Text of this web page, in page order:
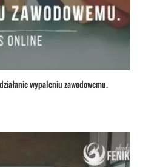
wypaleniu zawodowemu.